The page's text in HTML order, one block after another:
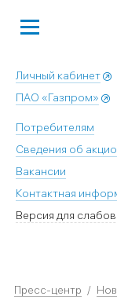
Личный кабинет
ПАО «Газпром»
Потребителям
Сведения об
Вакансии
Контактная
Версия для
Пресс-центр